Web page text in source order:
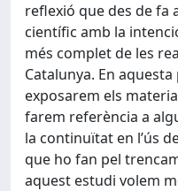
reflexió que des de fa
científic amb la
més complet de les
Catalunya. En
exposarem els
farem referència a
la continuïtat en l’ús
que ho fan pel
aquest estudi volem